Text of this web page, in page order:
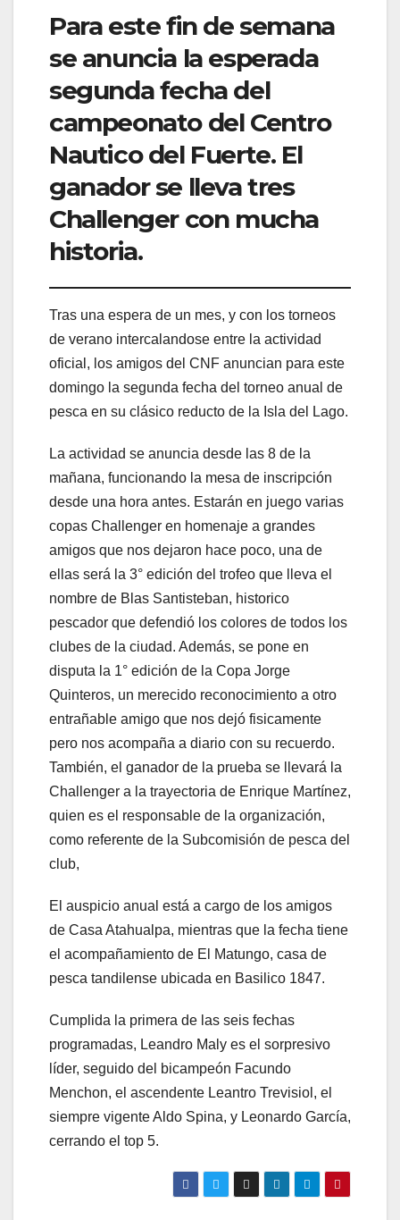
Para este fin de semana
se anuncia la esperada
segunda fecha del
campeonato del Centro
Nautico del Fuerte. El
ganador se lleva tres
Challenger con mucha
historia.
Tras una espera de un mes, y con los torneos
de verano intercalandose entre la actividad
oficial, los amigos del CNF anuncian para este
domingo la segunda fecha del torneo anual de
pesca en su clásico reducto de la Isla del Lago.
La actividad se anuncia desde las 8 de la
mañana, funcionando la mesa de inscripción
desde una hora antes. Estarán en juego varias
copas Challenger en homenaje a grandes
amigos que nos dejaron hace poco, una de
ellas será la 3° edición del trofeo que lleva el
nombre de Blas Santisteban, historico
pescador que defendió los colores de todos los
clubes de la ciudad. Además, se pone en
disputa la 1° edición de la Copa Jorge
Quinteros, un merecido reconocimiento a otro
entrañable amigo que nos dejó fisicamente
pero nos acompaña a diario con su recuerdo.
También, el ganador de la prueba se llevará la
Challenger a la trayectoria de Enrique Martínez,
quien es el responsable de la organización,
como referente de la Subcomisión de pesca del
club,
El auspicio anual está a cargo de los amigos
de Casa Atahualpa, mientras que la fecha tiene
el acompañamiento de El Matungo, casa de
pesca tandilense ubicada en Basilico 1847.
Cumplida la primera de las seis fechas
programadas, Leandro Maly es el sorpresivo
líder, seguido del bicampeón Facundo
Menchon, el ascendente Leantro Trevisiol, el
siempre vigente Aldo Spina, y Leonardo García,
cerrando el top 5.